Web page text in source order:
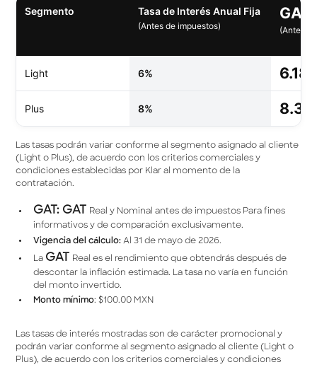
Segmento Tasa de Interés Anual Fija
(Antes de impuestos)
GAT
(Antes
Light 6%
Plus 8%
Las tasas podrán variar conforme al segmento asignado al cliente
(Light o Plus), de acuerdo con los criterios comerciales y
condiciones establecidas por Klar al momento de la
contratación.
GAT: GAT
Real y Nominal antes de impuestos Para fines
informativos y de comparación exclusivamente.
Vigencia del cálculo:Al 31 de mayo de 2026.
La GAT
Real es el rendimiento que obtendrás después de
descontar la inﬂación estimada. La tasa no varía en función
del monto invertido.
Monto mínimo: $100.00 MXN
Las tasas de interés mostradas son de carácter promocional y
podrán variar conforme al segmento asignado al cliente (Light o
Plus), de acuerdo con los criterios comerciales y condiciones